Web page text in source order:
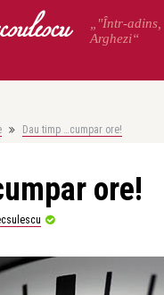
„"Într-
Arghezi“
Dau timp …cumpar ore!
ore!